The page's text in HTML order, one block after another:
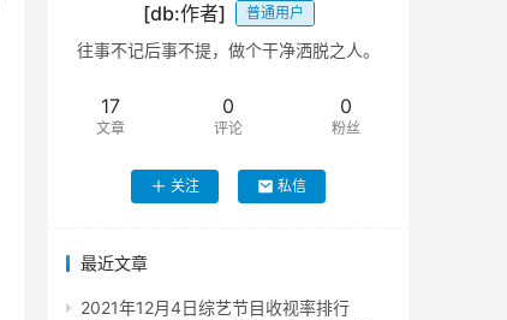
[db:作者] 普通用户
往事不记后事不提，做个干净洒脱之人。
17
文章
0
评论
0
粉丝
关注 私信
最近文章
2021年12月4日综艺节目收视率排行